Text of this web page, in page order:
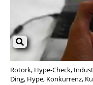
Rotork, Hype-Check,
Ding, Hype, Konkurrenz,